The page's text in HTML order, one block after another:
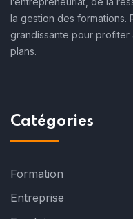
la gestion des formations.
grandissante pour
plans.
Catégories
Formation
Entreprise